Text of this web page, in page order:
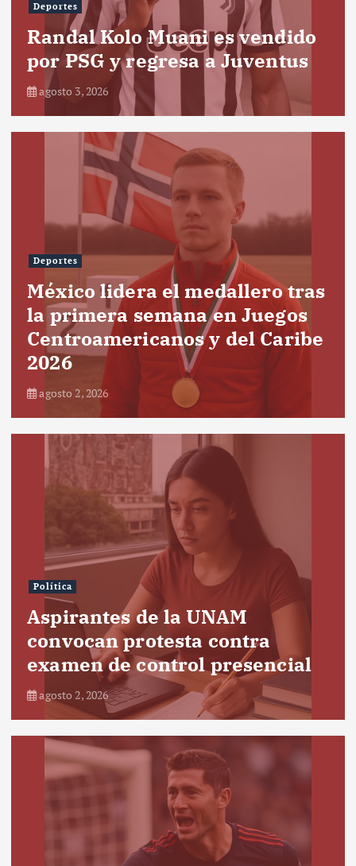
Deportes
Randal Kolo Muani es vendido
por PSG y regresa a Juventus
agosto 3, 2026
Deportes
México lidera el medallero tras
la primera semana en Juegos
Centroamericanos y del Caribe
2026
agosto 2, 2026
Política
Aspirantes de la UNAM
convocan protesta contra
examen de control presencial
agosto 2, 2026